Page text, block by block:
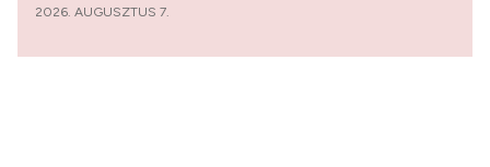
2026. AUGUSZTUS 7.